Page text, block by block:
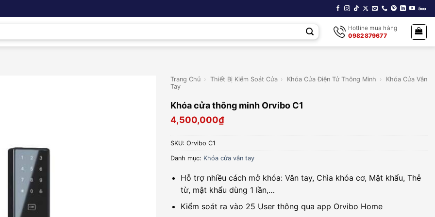
Hotline mua hàng
0982879677
Trang Chủ › Thiết Bị Kiểm Soát Cửa › Khóa Cửa Điện Tử Thông Minh ›
Khóa Cửa Vân
Tay
Khóa cửa thông minh Orvibo C1
4,500,000₫
SKU: Orvibo C1
Danh mục: Khóa cửa vân tay
Hỗ trợ nhiều cách mở khóa: Vân tay, Chìa khóa cơ, Mật khẩu, Thẻ
từ, mật khẩu dùng 1 lần,…
Kiểm soát ra vào 25 User thông qua app Orvibo Home